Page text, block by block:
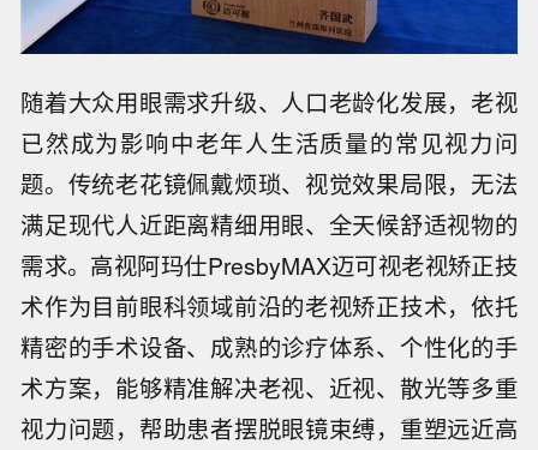
随着大众用眼需求升级、人口老龄化发展，老视
已然成为影响中老年人生活质量的常见视力问
题。传统老花镜佩戴烦琐、视觉效果局限，无法
满足现代人近距离精细用眼、全天候舒适视物的
需求。高视阿玛仕PresbyMAX迈可视老视矫正技
术作为目前眼科领域前沿的老视矫正技术，依托
精密的手术设备、成熟的诊疗体系、个性化的手
术方案，能够精准解决老视、近视、散光等多重
视力问题，帮助患者摆脱眼镜束缚，重塑远近高